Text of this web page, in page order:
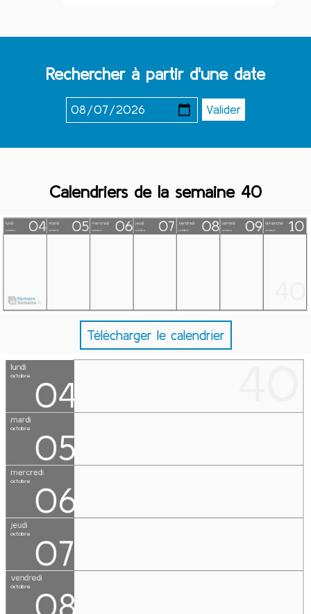
Rechercher à partir d'une date
Calendriers de la semaine 40
Télécharger le calendrier